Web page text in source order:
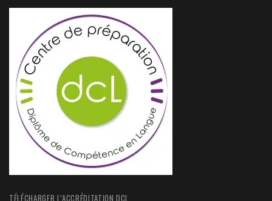
TÉLÉCHARGER L’ACCRÉDITATION DCL